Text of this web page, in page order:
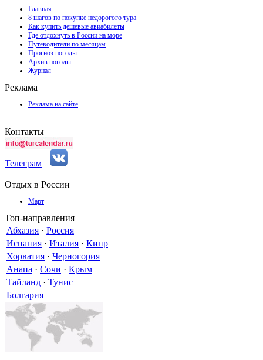
Главная
8 шагов по покупке недорогого тура
Как купить дешевые авиабилеты
Где отдохнуть в России на море
Путеводители по месяцам
Прогноз погоды
Архив погоды
Журнал
Реклама
Реклама на сайте
Контакты
Телеграм
Отдых в России
Март
Топ-направления
Абхазия · Россия
Испания · Италия · Кипр
Хорватия · Черногория
Анапа · Сочи · Крым
Тайланд · Тунис
Болгария